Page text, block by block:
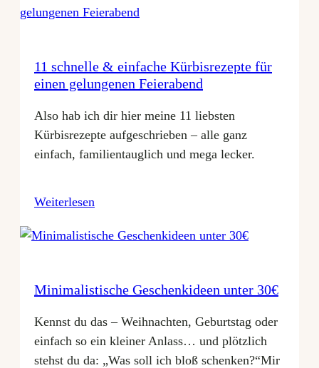
11 schnelle & einfache Kürbisrezepte für
einen gelungenen Feierabend
Also hab ich dir hier meine 11 liebsten
Kürbisrezepte aufgeschrieben – alle ganz
einfach, familientauglich und mega lecker.
Weiterlesen
Minimalistische Geschenkideen unter 30€
Kennst du das – Weihnachten, Geburtstag oder
einfach so ein kleiner Anlass… und plötzlich
stehst du da: „Was soll ich bloß schenken?“Mir